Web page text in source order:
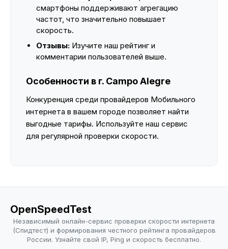
смартфоны поддерживают агрегацию
частот, что значительно повышает
скорость.
Отзывы: Изучите наш рейтинг и
комментарии пользователей выше.
Особенности в г. Campo Alegre
Конкуренция среди провайдеров Мобильного
интернета в вашем городе позволяет найти
выгодные тарифы. Используйте наш сервис
для регулярной проверки скорости.
OpenSpeedTest
Независимый онлайн-сервис проверки скорости интернета
(Спидтест) и формирования честного рейтинга провайдеров
России. Узнайте свой IP, Ping и скорость бесплатно.